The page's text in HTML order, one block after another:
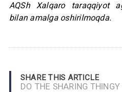
AQSh Xalqaro taraqqiyot
bilan amalga oshirilmoqda.
SHARE THIS ARTICLE
DO THE SHARING THINGY